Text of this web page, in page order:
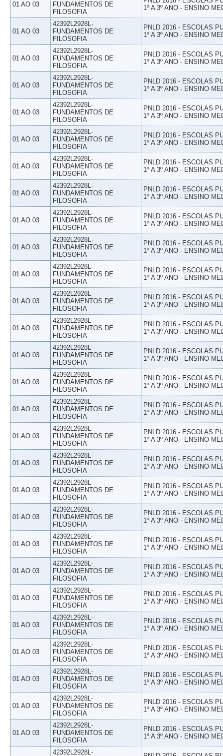
01 AO 03
FUNDAMENTOS DE
FILOSOFIA
1º A 3º ANO - ENSINO
01 AO 03
42392L2928L-
FUNDAMENTOS DE
FILOSOFIA
PNLD 2016 - ESCOLAS
1º A 3º ANO - ENSINO
01 AO 03
42392L2928L-
FUNDAMENTOS DE
FILOSOFIA
PNLD 2016 - ESCOLAS
1º A 3º ANO - ENSINO
01 AO 03
42392L2928L-
FUNDAMENTOS DE
FILOSOFIA
PNLD 2016 - ESCOLAS
1º A 3º ANO - ENSINO
01 AO 03
42392L2928L-
FUNDAMENTOS DE
FILOSOFIA
PNLD 2016 - ESCOLAS
1º A 3º ANO - ENSINO
01 AO 03
42392L2928L-
FUNDAMENTOS DE
FILOSOFIA
PNLD 2016 - ESCOLAS
1º A 3º ANO - ENSINO
01 AO 03
42392L2928L-
FUNDAMENTOS DE
FILOSOFIA
PNLD 2016 - ESCOLAS
1º A 3º ANO - ENSINO
01 AO 03
42392L2928L-
FUNDAMENTOS DE
FILOSOFIA
PNLD 2016 - ESCOLAS
1º A 3º ANO - ENSINO
01 AO 03
42392L2928L-
FUNDAMENTOS DE
FILOSOFIA
PNLD 2016 - ESCOLAS
1º A 3º ANO - ENSINO
01 AO 03
42392L2928L-
FUNDAMENTOS DE
FILOSOFIA
PNLD 2016 - ESCOLAS
1º A 3º ANO - ENSINO
01 AO 03
42392L2928L-
FUNDAMENTOS DE
FILOSOFIA
PNLD 2016 - ESCOLAS
1º A 3º ANO - ENSINO
01 AO 03
42392L2928L-
FUNDAMENTOS DE
FILOSOFIA
PNLD 2016 - ESCOLAS
1º A 3º ANO - ENSINO
01 AO 03
42392L2928L-
FUNDAMENTOS DE
FILOSOFIA
PNLD 2016 - ESCOLAS
1º A 3º ANO - ENSINO
01 AO 03
42392L2928L-
FUNDAMENTOS DE
FILOSOFIA
PNLD 2016 - ESCOLAS
1º A 3º ANO - ENSINO
01 AO 03
42392L2928L-
FUNDAMENTOS DE
FILOSOFIA
PNLD 2016 - ESCOLAS
1º A 3º ANO - ENSINO
01 AO 03
42392L2928L-
FUNDAMENTOS DE
FILOSOFIA
PNLD 2016 - ESCOLAS
1º A 3º ANO - ENSINO
01 AO 03
42392L2928L-
FUNDAMENTOS DE
FILOSOFIA
PNLD 2016 - ESCOLAS
1º A 3º ANO - ENSINO
01 AO 03
42392L2928L-
FUNDAMENTOS DE
FILOSOFIA
PNLD 2016 - ESCOLAS
1º A 3º ANO - ENSINO
01 AO 03
42392L2928L-
FUNDAMENTOS DE
FILOSOFIA
PNLD 2016 - ESCOLAS
1º A 3º ANO - ENSINO
01 AO 03
42392L2928L-
FUNDAMENTOS DE
FILOSOFIA
PNLD 2016 - ESCOLAS
1º A 3º ANO - ENSINO
01 AO 03
42392L2928L-
FUNDAMENTOS DE
FILOSOFIA
PNLD 2016 - ESCOLAS
1º A 3º ANO - ENSINO
01 AO 03
42392L2928L-
FUNDAMENTOS DE
FILOSOFIA
PNLD 2016 - ESCOLAS
1º A 3º ANO - ENSINO
01 AO 03
42392L2928L-
FUNDAMENTOS DE
FILOSOFIA
PNLD 2016 - ESCOLAS
1º A 3º ANO - ENSINO
01 AO 03
42392L2928L-
FUNDAMENTOS DE
FILOSOFIA
PNLD 2016 - ESCOLAS
1º A 3º ANO - ENSINO
01 AO 03
42392L2928L-
FUNDAMENTOS DE
FILOSOFIA
PNLD 2016 - ESCOLAS
1º A 3º ANO - ENSINO
01 AO 03
42392L2928L-
FUNDAMENTOS DE
FILOSOFIA
PNLD 2016 - ESCOLAS
1º A 3º ANO - ENSINO
01 AO 03
42392L2928L-
FUNDAMENTOS DE
FILOSOFIA
PNLD 2016 - ESCOLAS
1º A 3º ANO - ENSINO
01 AO 03
42392L2928L-
FUNDAMENTOS DE
FILOSOFIA
PNLD 2016 - ESCOLAS
1º A 3º ANO - ENSINO
42392L2928L-